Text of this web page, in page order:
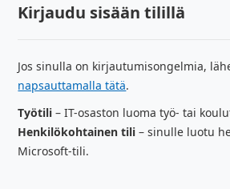
Kirjaudu sisään tilillä
Jos sinulla on kirjautumisongelmia,
napsauttamalla tätä.
Työtili – IT-osaston luoma työ- tai
Henkilökohtainen tili – sinulle luotu
Microsoft-tili.